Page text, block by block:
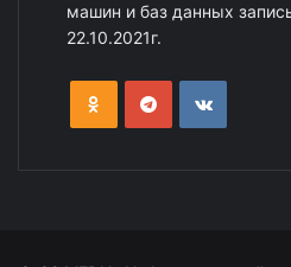
машин и баз данных
22.10.2021г.